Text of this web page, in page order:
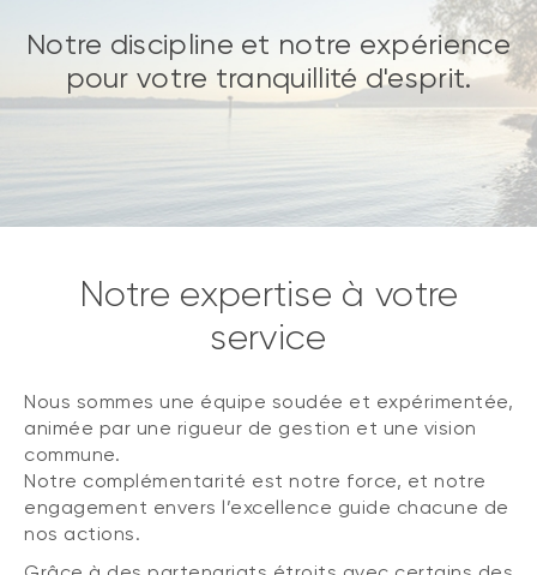
Notre discipline et notre expérience
pour votre tranquillité d'esprit.
Notre expertise à votre
service
Nous sommes une équipe soudée et expérimentée,
animée par une rigueur de gestion et une vision
commune.
Notre complémentarité est notre force, et notre
engagement envers l’excellence guide chacune de
nos actions.